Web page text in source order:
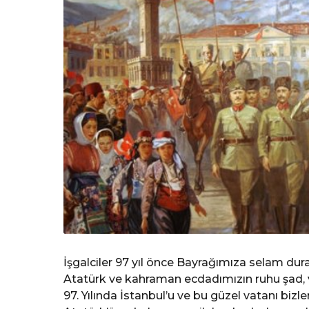
c
e
İşgalciler 97 yıl önce Bayrağımıza selam
Atatürk ve kahraman ecdadımızın ruhu
97. Yılında İstanbul’u ve bu güzel vatanı